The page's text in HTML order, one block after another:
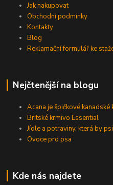
Jak nakupovat
Obchodní podmínky
Kontakty
Blog
Reklamační formulář ke
Nejčtenější na blogu
Acana je špičkové kanadské
Britské krmivo Essential
Jídle a potraviny, která by
Ovoce pro psa
Kde nás najdete